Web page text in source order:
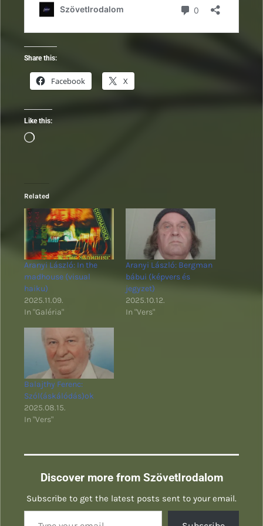
Share this:
Facebook X
Like this:
Loading…
Related
Aranyi László: In the
madhouse (visual
haiku)
2025.11.09.
In "Galéria"
Aranyi László: Bergman
bábui (képvers és
jegyzet)
2025.10.12.
In "Vers"
Balajthy Ferenc:
Szól(áskálódás)ok
2025.08.15.
In "Vers"
Discover more from SzövetIrodalom
Subscribe to get the latest posts sent to your email.
Type your email…